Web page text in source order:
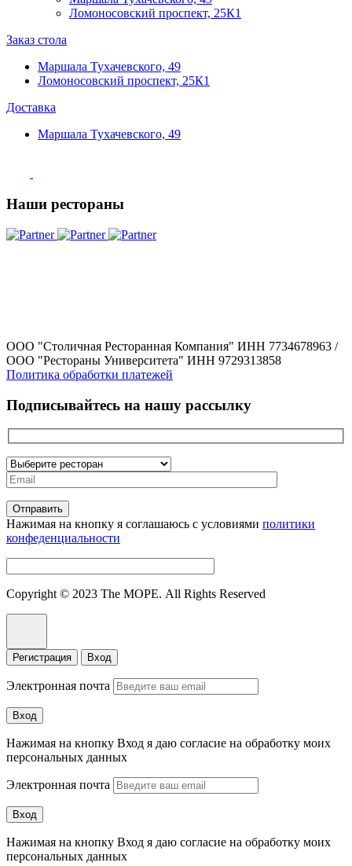
Ломоносовский проспект, 25К1
Заказ стола
Маршала Тухачевского, 49
Ломоносовский проспект, 25К1
Доставка
Маршала Тухачевского, 49
Наши рестораны
ООО "Столичная Ресторанная Компания" ИНН 7734678963 /
ООО "Рестораны Университета" ИНН 9729313858
Политика обработки платежей
Подписывайтесь на нашу рассылку
Нажимая на кнопку я соглашаюсь с условиями политики
конфеденциальности
Copyright © 2023 The МОРЕ. All Rights Reserved
Регистрация Вход
Электронная почта
Вход
Нажимая на кнопку Вход я даю согласие на обработку моих
персональных данных
Электронная почта
Вход
Нажимая на кнопку Вход я даю согласие на обработку моих
персональных данных